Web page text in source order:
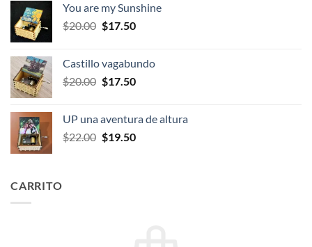
era:
$20.00.
es:
$17.50.
You are my Sunshine
$20.00 El
era:
$20.00.
$17.50El
es:
$17.50.
Castillo vagabundo
$20.00 El
era:
$20.00.
$17.50El
es:
$17.50.
UP una aventura de altura
$22.00 El
$19.50El
CARRITO